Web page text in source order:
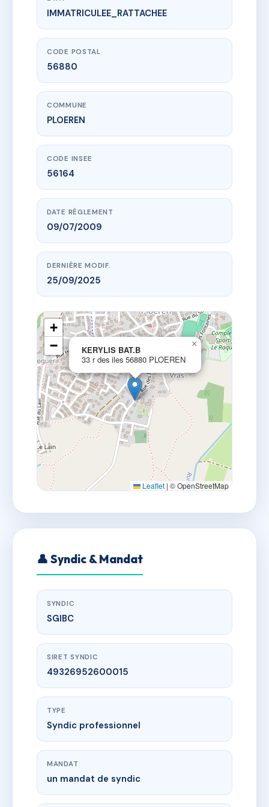
www.vme.plus/AC6691844
KERYLIS BAT.B
33 r des iles56880 PLOEREN
IMMATRICULEE_RATTACHEE
CODE POSTAL
56880
COMMUNE
PLOEREN
CODE INSEE
56164
DATE RÈGLEMENT
09/07/2009
DERNIÈRE MODIF.
25/09/2025
KERYLIS BAT.B
33 r des iles 56880 PLOEREN
×
+
−
Leaflet | © OpenStreetMap
👤 Syndic & Mandat
SYNDIC
SGIBC
SIRET SYNDIC
49326952600015
TYPE
Syndic professionnel
MANDAT
un mandat de syndic